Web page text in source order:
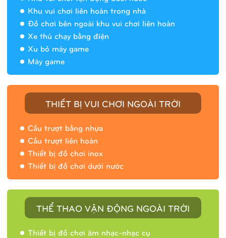
Khu vui chơi liên hoàn trong nhà
Đồ chơi bên ngoài khu vui chơi liên hoàn
Xe thú chạy bằng điện
Xu bỏ máy game
Máy game
THIẾT BỊ VUI CHƠI NGOÀI TRỜI
Cầu trượt bằng nhựa
Cầu trượt liên hoàn
Thiết bị đồ chơi inox
Thiết bị đồ chơi dưới nước
THỂ THAO VẬN ĐỘNG NGOÀI TRỜI
Thiết bị đồ chơi âm nhạc-nhạc cụ